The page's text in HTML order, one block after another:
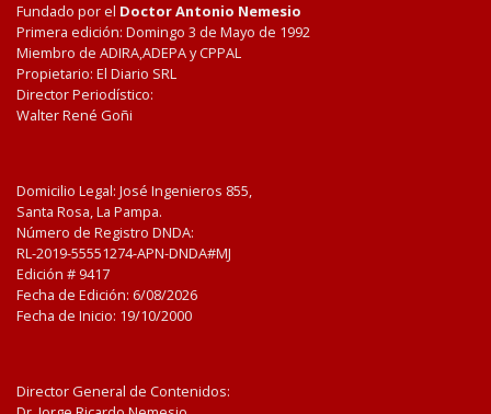
Fundado por el Doctor Antonio Nemesio
Primera edición: Domingo 3 de Mayo de 1992
Miembro de ADIRA,ADEPA y CPPAL
Propietario: El Diario SRL
Director Periodístico:
Walter René Goñi
Domicilio Legal: José Ingenieros 855,
Santa Rosa, La Pampa.
Número de Registro DNDA:
RL-2019-55551274-APN-DNDA#MJ
Edición # 9417
Fecha de Edición: 6/08/2026
Fecha de Inicio: 19/10/2000
Director General de Contenidos: